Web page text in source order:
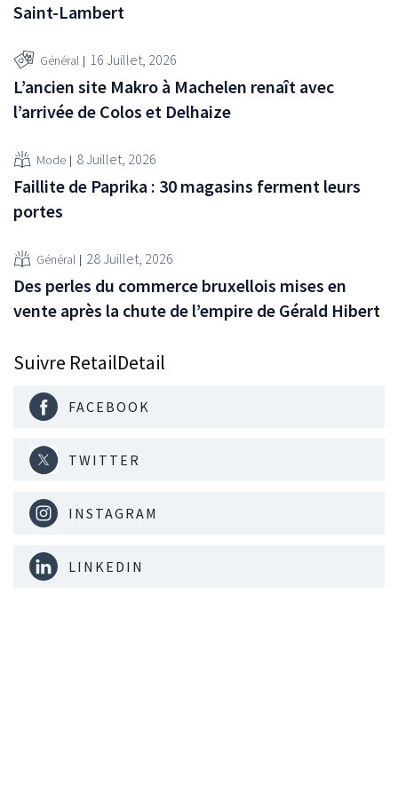
Saint-Lambert
Général 16 Juillet, 2026
L’ancien site Makro à Machelen renaît avec
l’arrivée de Colos et Delhaize
Mode 8 Juillet, 2026
Faillite de Paprika : 30 magasins ferment leurs
portes
Général 28 Juillet, 2026
Des perles du commerce bruxellois mises en
vente après la chute de l’empire de Gérald Hibert
Suivre RetailDetail
FACEBOOK
TWITTER
INSTAGRAM
LINKEDIN